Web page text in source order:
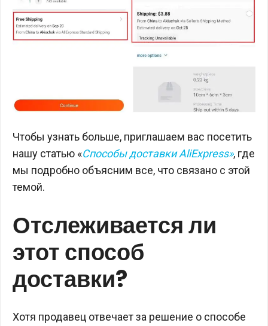
Чтобы узнать больше, приглашаем вас посетить
нашу статью «Способы доставки AliExpress», где
мы подробно объясним все, что связано с этой
темой.
Отслеживается ли
этот способ
доставки?
Хотя продавец отвечает за решение о способе